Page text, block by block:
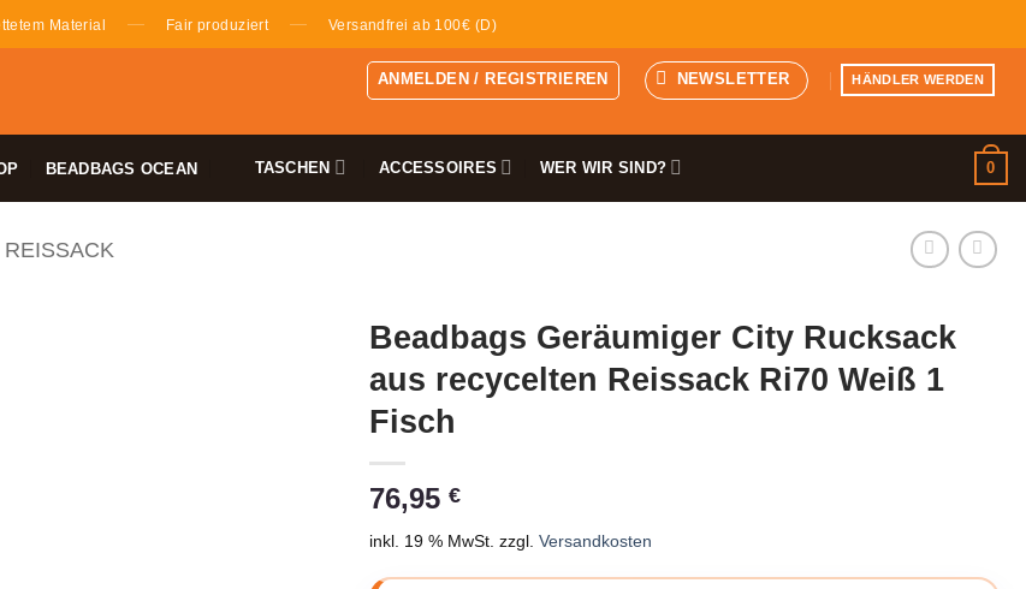
Material — Fair produziert — Versandfrei ab 100€ (D)
ANMELDEN / REGISTRIEREN NEWSLETTER HÄNDLER WERDEN
BEADBAGS OCEAN TASCHEN ACCESSOIRES WER WIR SIND? 0
Beadbags Geräumiger City Rucksack
aus recycelten Reissack Ri70 Weiß 1
Fisch
76,95 €
inkl. 19 % MwSt. zzgl. Versandkosten